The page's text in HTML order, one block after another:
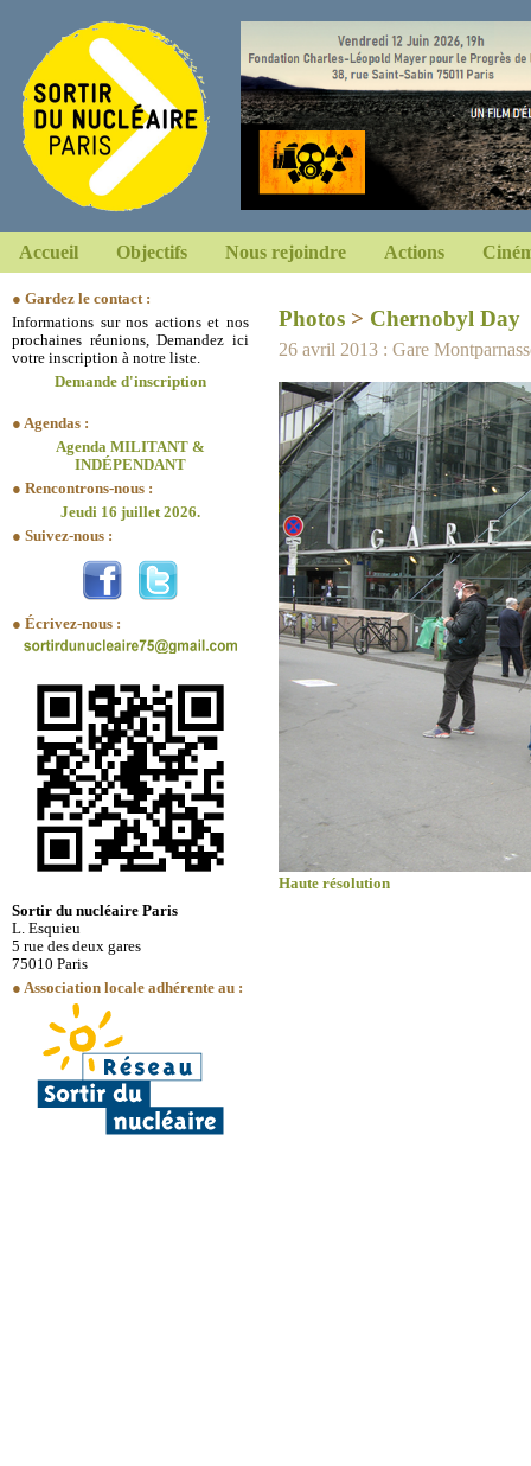
Accueil Objectifs Nous rejoindre Actions
● Gardez le contact :
Informations sur nos actions et nos
prochaines réunions, Demandez ici
votre inscription à notre liste.
Demande d'inscription
● Agendas :
Agenda MILITANT &
INDÉPENDANT
● Rencontrons-nous :
Jeudi 16 juillet 2026.
● Suivez-nous :
● Écrivez-nous :
Sortir du nucléaire Paris
L. Esquieu
5 rue des deux gares
75010 Paris
● Association locale adhérente au :
Photos > Chernobyl Day
26 avril 2013 : Gare
Haute résolution